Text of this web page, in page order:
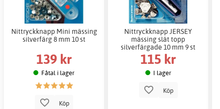
Nittryckknapp Mini mässing
silverfärg 8 mm 10 st
139 kr
Fåtal i lager
Köp
Nittryckknapp JERSEY
mässing slät topp
silverfärgade 10 mm 9 st
115 kr
I lager
Köp